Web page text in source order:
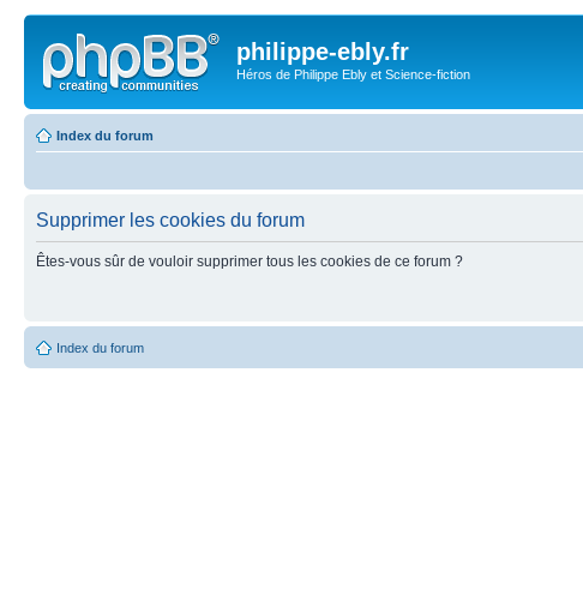
philippe-ebly.fr
Héros de Philippe Ebly et Science-fiction
Index du forum
Supprimer les cookies du forum
Êtes-vous sûr de vouloir supprimer tous les cookies de ce forum ?
Index du forum